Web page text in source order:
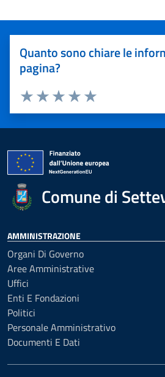
Quanto sono chiare le
pagina?
Valuta 5 stelle su 5
Valuta 4 stelle su 5
Valuta 3 stelle su 5
Valuta 2 stelle su 5
Valuta 1 stelle su 5
Comune di
AMMINISTRAZIONE
Organi Di Governo
Aree Amministrative
Uffici
Enti E Fondazioni
Politici
Personale Amministrativo
Documenti E Dati